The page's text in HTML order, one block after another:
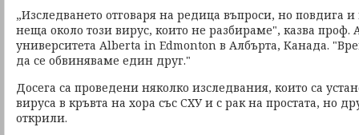
„Изследването отговаря на редица въпроси, но повдига
неща около този вирус, които не разбираме", казва
университета Alberta in Edmonton в Албърта, Канада.
да се обвиняваме един друг."
Досега са проведени няколко изследвания, които са
вируса в кръвта на хора със СХУ и с рак на простата, но
открили.